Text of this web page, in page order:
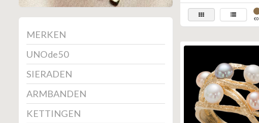
MERKEN
UNOde50
SIERADEN
ARMBANDEN
KETTINGEN
€0